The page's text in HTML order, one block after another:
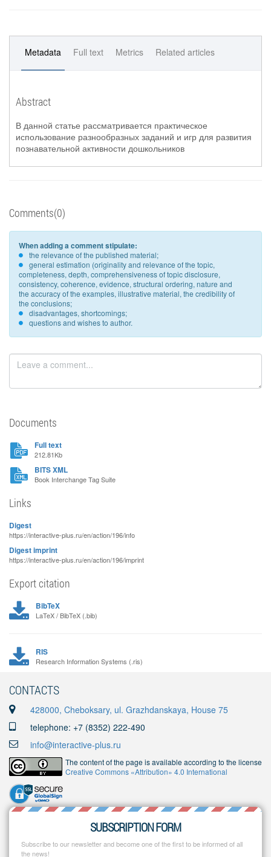
Metadata Full text Metrics Related articles
Abstract
В данной статье рассматривается практическое
использование разнообразных заданий и игр для развития
познавательной активности дошкольников
Comments(0)
When adding a comment stipulate:
the relevance of the published material;
general estimation (originality and relevance of the topic,
completeness, depth, comprehensiveness of topic disclosure,
consistency, coherence, evidence, structural ordering, nature and
the accuracy of the examples, illustrative material, the credibility of
the conclusions;
disadvantages, shortcomings;
questions and wishes to author.
Documents
Full text
212.81Kb
BITS XML
Book Interchange Tag Suite
Links
Digest
https://interactive-plus.ru/en/action/196/info
Digest imprint
https://interactive-plus.ru/en/action/196/imprint
Export citation
BibTeX
LaTeX / BibTeX (.bib)
RIS
Research Information Systems (.ris)
CONTACTS
428000, Cheboksary, ul. Grazhdanskaya, House 75
telephone: +7 (8352) 222-490
info@interactive-plus.ru
The content of the page is available according to the license
Creative Commons «Attribution» 4.0 International
SUBSCRIPTION FORM
Subscribe to our newsletter and become one of the first to be informed of all
the news!